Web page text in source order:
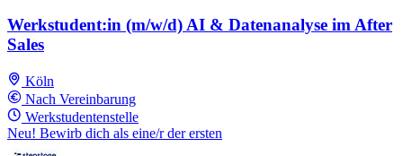
Werkstudent:in (m/w/d) AI & Datenanalyse im After
Sales
Köln
Nach Vereinbarung
Werkstudentenstelle
Neu! Bewirb dich als eine/r der ersten